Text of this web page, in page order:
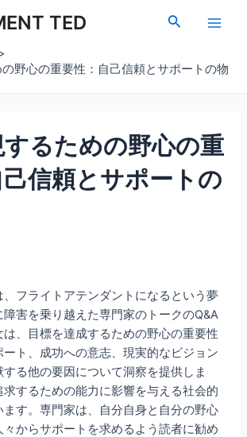
TED
検
Main
野心の重要性：自己信頼とサポートの物
るための野心の重
信頼とサポートの
、フライトアテンダントになるという夢
障害を乗り越えた専門家のトークのQ&A
、目標を達成するための野心の重要性
ト、成功への意志、現実的なビジョン
る他の要因について洞察を提供しま
するための能力に影響を与える社会的
す。専門家は、自分自身と自分の野心
々からサポートを求めるよう読者に勧め